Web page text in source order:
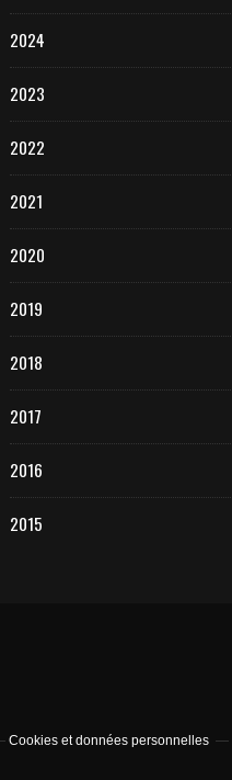
2024
2023
2022
2021
2020
2019
2018
2017
2016
2015
Cookies et données personnelles